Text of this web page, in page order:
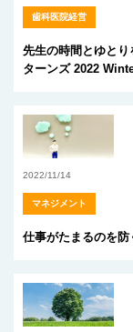
歯科医院経営
先生の時間とゆと
ターンズ 2022
2022/11/14
マネジメント
仕事がたまるのを防